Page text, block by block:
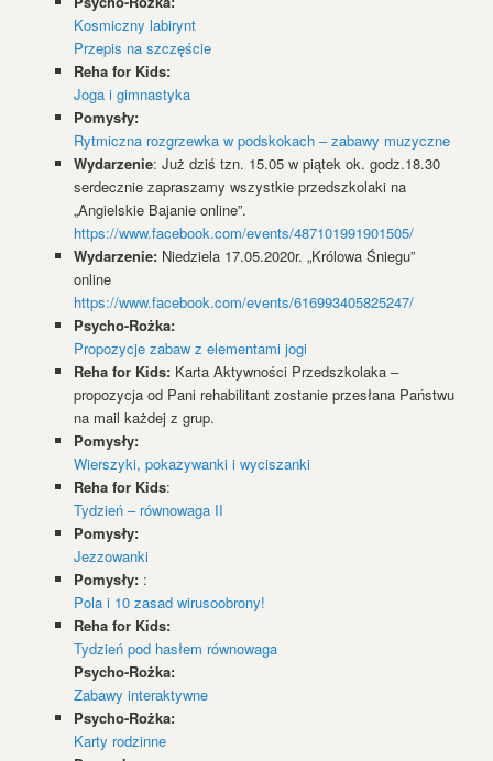
Kosmiczny labirynt
Przepis na szczęście
Reha for Kids:
Joga i gimnastyka
Pomysły:
Rytmiczna rozgrzewka w podskokach – zabawy muzyczne
Wydarzenie: Już dziś tzn. 15.05 w piątek ok. godz.18.30
serdecznie zapraszamy wszystkie przedszkolaki na
„Angielskie Bajanie online”.
https://www.facebook.com/events/487101991901505/
Wydarzenie:Niedziela 17.05.2020r. „Królowa Śniegu”
online
https://www.facebook.com/events/616993405825247/
Psycho-Rożka:
Propozycje zabaw z elementami jogi
Reha for Kids:Karta Aktywności Przedszkolaka –
propozycja od Pani rehabilitant zostanie przesłana Państwu
na mail każdej z grup.
Pomysły:
Wierszyki, pokazywanki i wyciszanki
Reha for Kids:
Tydzień – równowaga II
Pomysły:
Jezzowanki
Pomysły::
Pola i 10 zasad wirusoobrony!
Reha for Kids:
Tydzień pod hasłem równowaga
Psycho-Rożka:
Zabawy interaktywne
Psycho-Rożka:
Karty rodzinne